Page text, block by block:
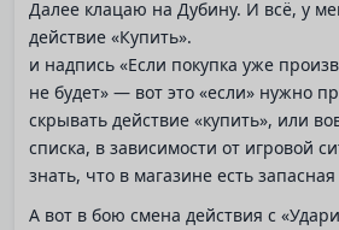
Далее клацаю на Дубину. И всё, у
действие «Купить».
и надпись «Если покупка уже
не будет» — вот это «если» нужно
скрывать действие «купить», или
списка, в зависимости от игровой
знать, что в магазине есть
А вот в бою смена действия с